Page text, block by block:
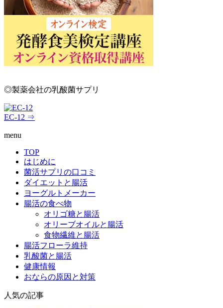
◎製薬会社の乳酸菌サプリ
EC-12 ⇒
menu
TOP
はじめに
菌活サプリの口コミ
ダイエットと腸活
ヨーグルトメーカー
腸活の食べ物
オリゴ糖と腸活
オリーブオイルと腸活
食物繊維と腸活
腸活フローラ維持
乳酸菌と腸活
健康情報
おならの原因と対策
人気の記事